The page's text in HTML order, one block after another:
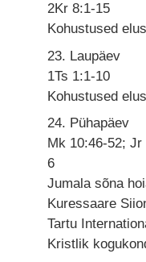
2Kr 8:1-15
Kohustused elus
23. Laupäev
1Ts 1:1-10
Kohustused elus
24. Pühapäev
Mk 10:46-52;
6
Jumala sõna
Kuressaare
Tartu
Kristlik